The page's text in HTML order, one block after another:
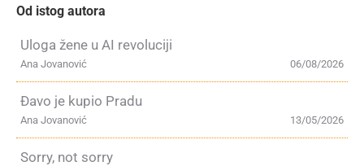
Od istog autora
Uloga žene u AI revoluciji
06/08/2026
Ana Jovanović
Đavo je kupio Pradu
13/05/2026
Ana Jovanović
Sorry, not sorry